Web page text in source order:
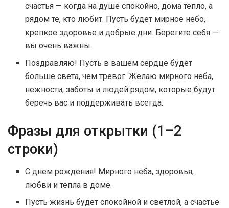
счастья — когда на душе спокойно, дома тепло, а
рядом те, кто любит. Пусть будет мирное небо,
крепкое здоровье и добрые дни. Берегите себя —
вы очень важны.
Поздравляю! Пусть в вашем сердце будет
больше света, чем тревог. Желаю мирного неба,
нежности, заботы и людей рядом, которые будут
беречь вас и поддерживать всегда.
Фразы для открытки (1–2
строки)
С днем рождения! Мирного неба, здоровья,
любви и тепла в доме.
Пусть жизнь будет спокойной и светлой, а счастье